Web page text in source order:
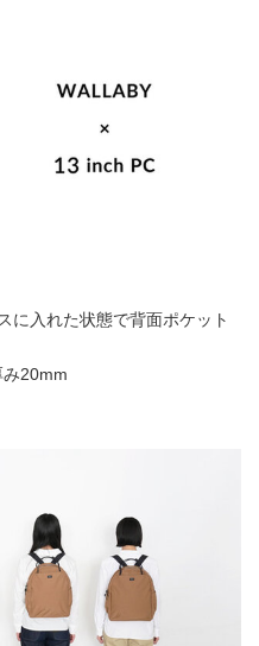
に入れた状態で背面ポケット
20mm